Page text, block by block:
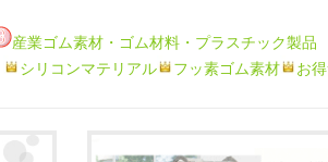
産業ゴム素材・ゴム材料・プラスチック製品
シリコンマテリアル フッ素ゴム素材
お